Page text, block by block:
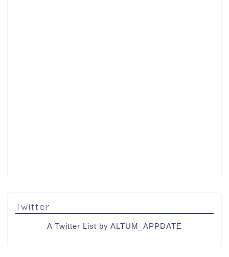
Twitter
A Twitter List by ALTUM_APPDATE